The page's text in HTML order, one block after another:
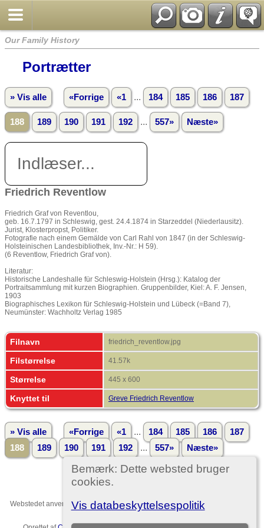
Our Family History
Bemærk: Dette websted bruger
cookies.
Vis databeskyttelsespolitik
Portrætter
» Vis alle «Forrige «1 ... 184 185 186 187
188 189 190 191 192 ... 557» Næste»
Indlæser...
Friedrich Reventlow
Friedrich Graf von Reventlou,
geb. 16.7.1797 in Schleswig, gest. 24.4.1874 in Starzeddel (Niederlausitz).
Jurist, Klosterpropst, Politiker.
Fotografie nach einem Gemälde von Carl Rahl von 1847 (in der Schleswig-
Holsteinischen Landesbibliothek, Inv.-Nr.: H 59).
(6 Reventlow, Friedrich Graf von).
Literatur:
Historische Landeshalle für Schleswig-Holstein (Hrsg.): Katalog der
Portraitsammlung mit kurzen Biographien. Gruppenbilder, Kiel: A. F. Jensen,
1903
Biographisches Lexikon für Schleswig-Holstein und Lübeck (=Band 7),
Neumünster: Wachholtz Verlag 1985
Filnavn friedrich_reventlow.jpg
Filstørrelse 41.57k
Størrelse 445 x 600
Knyttet til Greve Friedrich Reventlow
» Vis alle «Forrige «1 ... 184 185 186
187
188
189 190 191 192 ... 557» Næste»
Webstedet anvenderThe Next Generation of Genealogy Sitebuilding
forfattet af Darrin Lythgoe © 2001-2026.